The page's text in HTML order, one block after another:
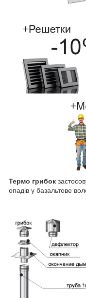
Термо грибок
опадів у базальтове